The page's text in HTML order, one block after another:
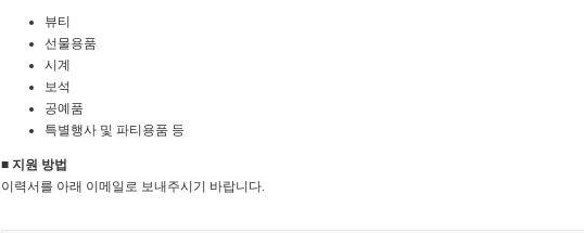
뷰티
선물용품
시계
보석
공예품
특별행사 및 파티용품 등
■ 지원 방법
이력서를 아래 이메일로 보내주시기 바랍니다.